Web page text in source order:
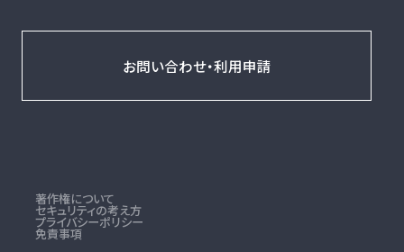
お問い合わせ・利用申請
著作権について
セキュリティの考え方
プライバシーポリシー
免責事項